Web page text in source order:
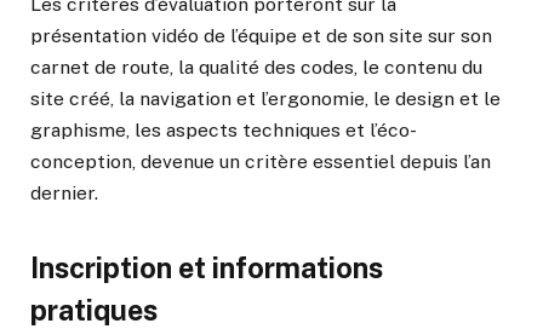
présentation vidéo de l’équipe et de son site sur son
carnet de route, la qualité des codes, le contenu du
site créé, la navigation et l’ergonomie, le design et le
graphisme, les aspects techniques et l’éco-
conception, devenue un critère essentiel depuis l’an
dernier.
Inscription et informations
pratiques